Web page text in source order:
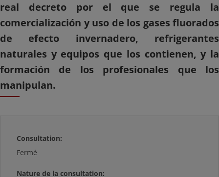
real decreto por el que se regula la
comercialización y uso de los gases fluorados
de efecto invernadero, refrigerantes
naturales y equipos que los contienen, y la
formación de los profesionales que los
manipulan.
Consultation:
Fermé
Nature de la consultation: